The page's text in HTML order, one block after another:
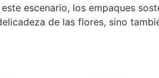
escenario, los empaques
de las flores, sino